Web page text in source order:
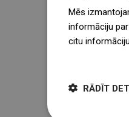
Mēs
informāciju
citu
RĀDĪT